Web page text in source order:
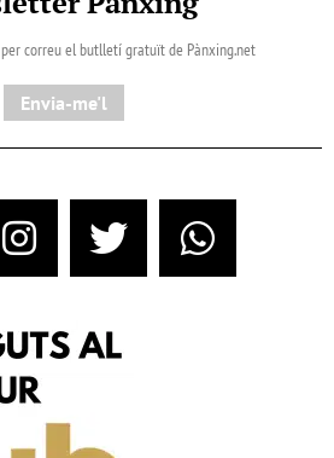
correu el butlletí gratuït de Pànxing.net​
Envia-me'l